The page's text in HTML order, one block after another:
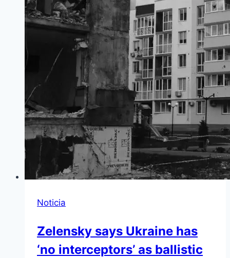
Noticia
Zelensky says Ukraine has
‘no interceptors’ as ballistic